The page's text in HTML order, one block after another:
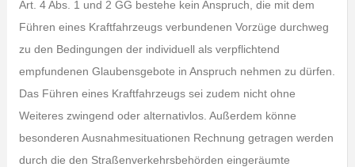
Art. 4 Abs. 1 und 2 GG bestehe kein Anspruch, die mit dem
Führen eines Kraftfahrzeugs verbundenen Vorzüge durchweg
zu den Bedingungen der individuell als verpflichtend
empfundenen Glaubensgebote in Anspruch nehmen zu dürfen.
Das Führen eines Kraft­fahrzeugs sei zudem nicht ohne
Weiteres zwingend oder alternativlos. Außerdem könne
besonderen Ausnahmesituationen Rechnung getragen werden
durch die den Straßenverkehrsbehörden eingeräumte